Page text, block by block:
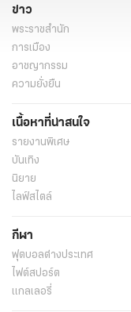
ข่าว
พระราชสำนัก
การเมือง
อาชญากรรม
ความยั่งยืน
เนื้อหาที่น่าสนใจ
รายงานพิเศษ
บันเทิง
นิยาย
ไลฟ์สไตล์
กีฬา
ฟุตบอลต่่างประเทศ
ไฟต์สปอร์ต
แกลเลอรี่